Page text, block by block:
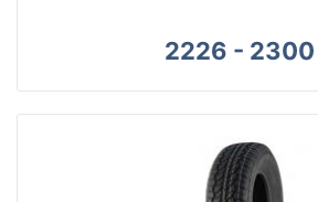
2226 - 2300